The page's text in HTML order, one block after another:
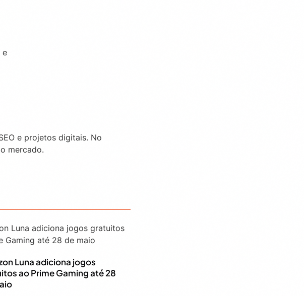
e
e projetos digitais. No
mercado.
Luna adiciona jogos
ao Prime Gaming até 28